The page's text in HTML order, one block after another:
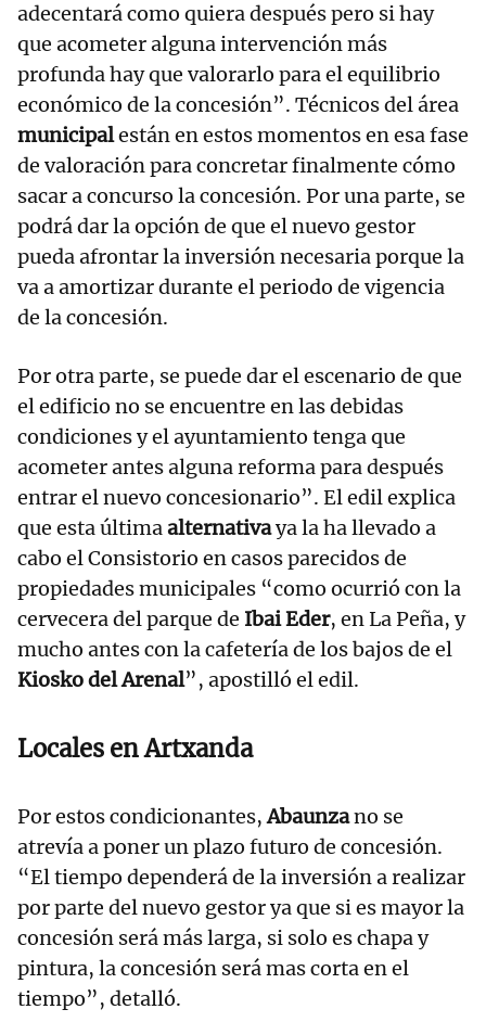
adecentará como quiera después pero si hay
que acometer alguna intervención más
profunda hay que valorarlo para el equilibrio
económico de la concesión”. Técnicos del área
municipalestán en estos momentos en esa fase
de valoración para concretar finalmente cómo
sacar a concurso la concesión. Por una parte, se
podrá dar la opción de que el nuevo gestor
pueda afrontar la inversión necesaria porque la
va a amortizar durante el periodo de vigencia
de la concesión.
Por otra parte, se puede dar el escenario de que
el edificio no se encuentre en las debidas
condiciones y el ayuntamiento tenga que
acometer antes alguna reforma para después
entrar el nuevo concesionario”. El edil explica
que esta últimaalternativaya la ha llevado a
cabo el Consistorio en casos parecidos de
propiedades municipales “como ocurrió con la
cervecera del parque de Ibai Eder, en La Peña, y
mucho antes con la cafetería de los bajos de el
Kiosko del Arenal”, apostilló el edil.
Locales en Artxanda
Por estos condicionantes,Abaunzano se
atrevía a poner un plazo futuro de concesión.
“El tiempo dependerá de la inversión a realizar
por parte del nuevo gestor ya que si es mayor la
concesión será más larga, si solo es chapa y
pintura, la concesión será mas corta en el
tiempo”, detalló.